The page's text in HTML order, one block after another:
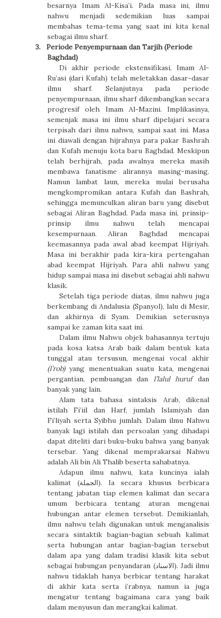
besarnya Imam Al-Kisa’i. Pada masa ini, ilmu
nahwu menjadi sedemikian luas sampai
membahas tema-tema yang saat ini kita kenal
sebagai ilmu sharf.
3.
Periode Penyempurnaan dan Tarjih (Periode
Baghdad)
Di akhir periode ekstensifikasi, Imam Al-
Ru’asi (dari Kufah) telah meletakkan dasar-dasar
ilmu sharf. Selanjutnya pada periode
penyempurnaan, ilmu sharf dikembangkan secara
progresif oleh Imam Al-Mazini. Implikasinya,
semenjak masa ini ilmu sharf dipelajari secara
terpisah dari ilmu nahwu, sampai saat ini. Masa
ini diawali dengan hijrahnya para pakar Bashrah
dan Kufah menuju kota baru Baghdad. Meskipun
telah berhijrah, pada awalnya mereka masih
membawa fanatisme alirannya masing-masing.
Namun lambat laun, mereka mulai berusaha
mengkompromikan antara Kufah dan Bashrah,
sehingga memunculkan aliran baru yang disebut
sebagai Aliran Baghdad. Pada masa ini, prinsip-
prinsip ilmu nahwu telah mencapai
kesempurnaan. Aliran Baghdad mencapai
keemasannya pada awal abad keempat Hijriyah.
Masa ini berakhir pada kira-kira pertengahan
abad keempat Hijriyah. Para ahli nahwu yang
hidup sampai masa ini disebut sebagai ahli nahwu
klasik.
Setelah tiga periode diatas, ilmu nahwu juga
berkembang di Andalusia (Spanyol), lalu di Mesir,
dan akhirnya di Syam. Demikian seterusnya
sampai ke zaman kita saat ini.
Dalam ilmu Nahwu objek bahasannya tertuju
pada kosa katsa Arab baik dalam bentuk kata
tunggal atau tersusun, mengenai vocal akhir
(I’rob)yang menentuakan suatu kata, mengenai
pergantian, pembuangan dan I’lalul hurufdan
banyak yang lain.
Alam tata bahasa sintaksis Arab, dikenal
istilah Fi’iil dan Harf, jumlah Islamiyah dan
Fi’liyah serta Syibhu jumlah. Dalam ilmu Nahwu
banyak lagi istilah dan persoalan yang dihadapi
dapat diteliti dari buku-buku bahwa yang banyak
tersebar. Yang dikenal memprakarsai Nahwu
adalah Ali bin Ali Thalib beserta sahabatnya.
Adapun ilmu nahwu, kata kuncinya ialah
kalimat (الجملة). Ia secara khusus berbicara
tentang jabatan tiap elemen kalimat dan secara
umum berbicara tentang aturan mengenai
hubungan antar elemen tersebut. Demikianlah,
ilmu nahwu telah digunakan untuk menganalisis
secara sintaktik bagian-bagian sebuah kalimat
serta hubungan antar bagian-bagian tersebut
dalam apa yang dalam tradisi klasik kita sebut
sebagai hubungan penyandaran (الاسناد). Jadi ilmu
nahwu tidaklah hanya berbicar tentang harakat
di akhir kata serta i’rabnya, namun ia juga
mengatur tentang bagaimana cara yang baik
dalam menyusun dan merangkai kalimat.